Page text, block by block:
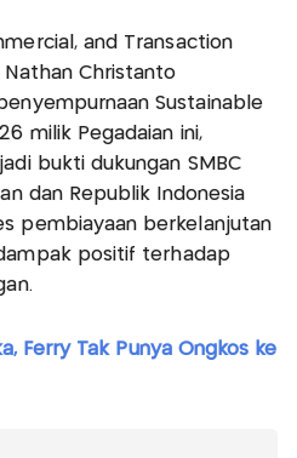
and Transaction
Nathan Christanto
Sustainable
milik Pegadaian ini,
bukti dukungan SMBC
dan Republik Indonesia
pembiayaan berkelanjutan
positif terhadap
Ferry Tak Punya Ongkos ke